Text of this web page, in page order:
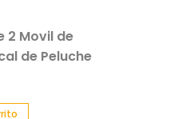
2 Movil de
de Peluche